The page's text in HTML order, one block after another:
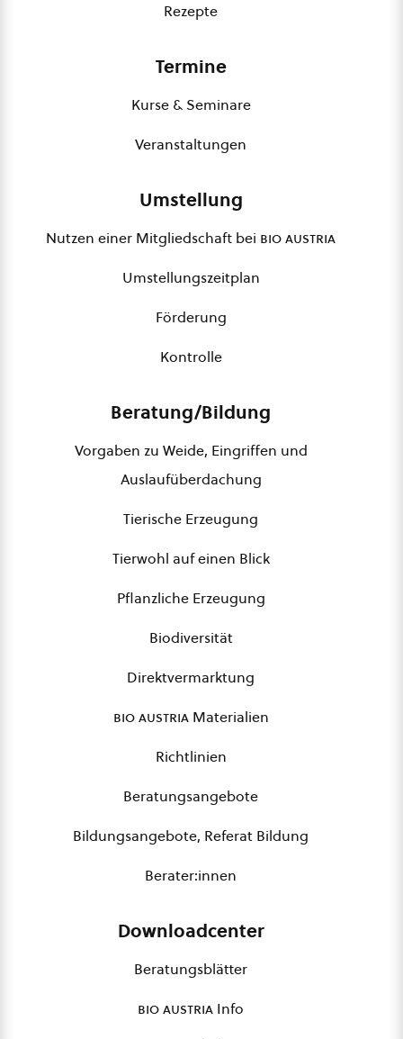
Rezepte
Termine
Kurse & Seminare
Veranstaltungen
Umstellung
Nutzen einer Mitgliedschaft bei bio austria
Umstellungszeitplan
Förderung
Kontrolle
Beratung/Bildung
Vorgaben zu Weide, Eingriffen und
Auslaufüberdachung
Tierische Erzeugung
Tierwohl auf einen Blick
Pflanzliche Erzeugung
Biodiversität
Direktvermarktung
bio austriaMaterialien
Richtlinien
Beratungsangebote
Bildungsangebote, Referat Bildung
Berater:innen
Downloadcenter
Beratungsblätter
bio austria Info